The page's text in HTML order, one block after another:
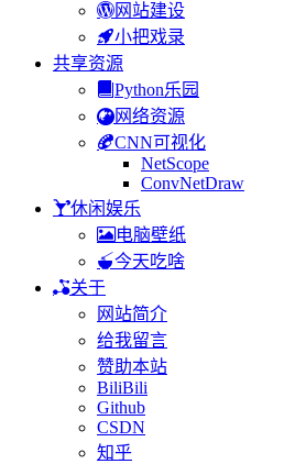
网站建设
小把戏录
共享资源
Python乐园
网络资源
CNN可视化
NetScope
ConvNetDraw
休闲娱乐
电脑壁纸
今天吃啥
关于
网站简介
给我留言
赞助本站
BiliBili
Github
CSDN
知乎